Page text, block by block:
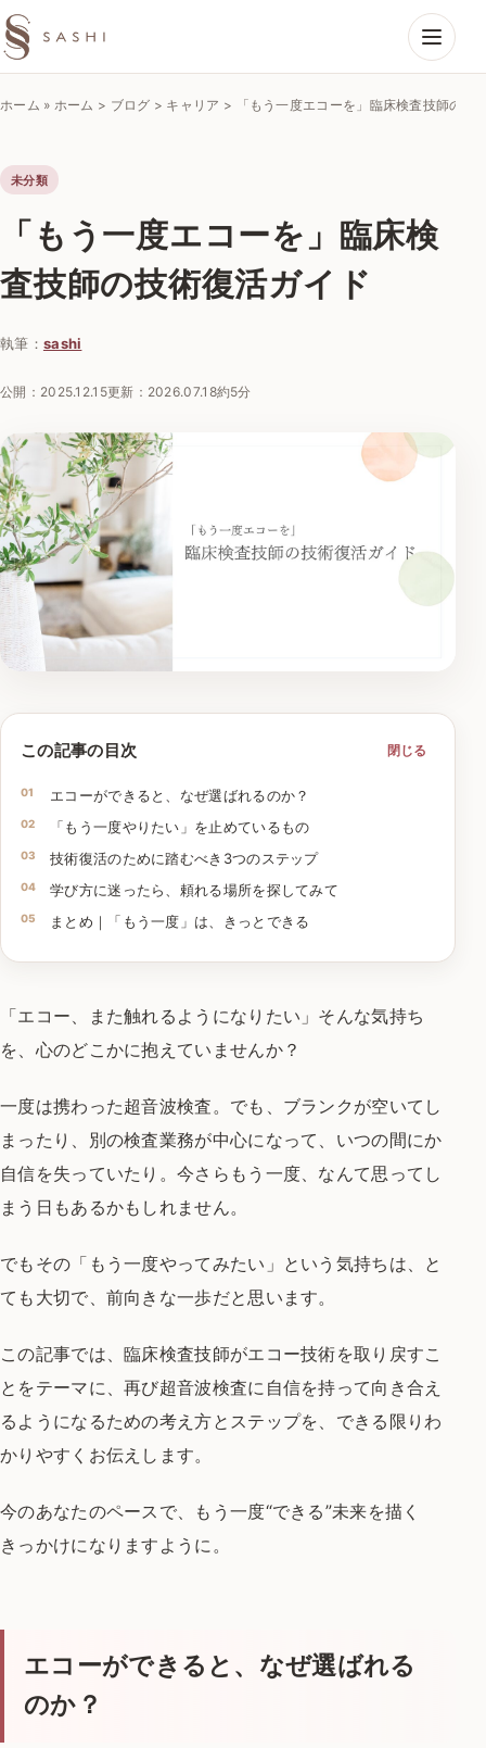
ホーム » ホーム > ブログ > キャリア > 「もう一度エコーを」臨床検査技師の技
未分類
「もう一度エコーを」臨床検
査技師の技術復活ガイド
執筆： sashi
公開： 2025.12.15更新： 2026.07.18約5分
この記事の目次 閉じる
エコーができると、なぜ選ばれるのか？
「もう一度やりたい」を止めているもの
技術復活のために踏むべき3つのステップ
学び方に迷ったら、頼れる場所を探してみて
まとめ｜「もう一度」は、きっとできる
「エコー、また触れるようになりたい」 そんな気持ち
を、心のどこかに抱えていませんか？
一度は携わった超音波検査。でも、ブランクが空いてし
まったり、
別の検査業務が中心になって、いつの間にか
自信を失っていたり。 今さらもう一度、なんて思ってし
まう日もあるかもしれません。
でもその「もう一度やってみたい」という気持ちは、 と
ても大切で、前向きな一歩だと思います。
この記事では、臨床検査技師がエコー技術を取り戻すこ
とをテーマに、再び超音波検査に自信を持って向き合え
るようになるための考え方とステップを、 できる限りわ
かりやすくお伝えします。
今のあなたのペースで、
もう一度“できる”未来を描く
きっかけになりますように。
エコーができると、なぜ選ばれる
のか？